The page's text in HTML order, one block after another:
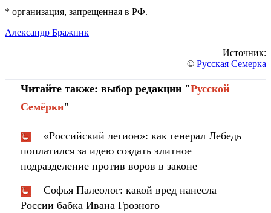
* организация, запрещенная в РФ.
Александр Бражник
Источник:
© Русская Семерка
Читайте также: выбор редакции "Русской
Cемёрки"
«Российский легион»: как генерал Лебедь
поплатился за идею создать элитное
подразделение против воров в законе
Софья Палеолог: какой вред нанесла
России бабка Ивана Грозного